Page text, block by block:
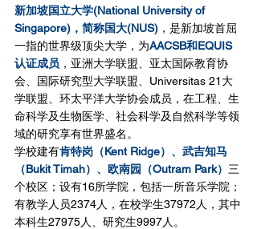
新加坡国立大学(National University of
Singapore)，简称国大(NUS) ，是新加坡首屈
一指的世界级顶尖大学，为AACSB和EQUIS
认证成员 ，亚洲大学联盟、亚太国际教育协
会、国际研究型大学联盟、Universitas 21大
学联盟、环太平洋大学协会成员，在工程、生
命科学及生物医学、社会科学及自然科学等领
域的研究享有世界盛名。
学校建有肯特岗（Kent Ridge）、武吉知马
（Bukit Timah）、欧南园（Outram Park） 三
个校区；设有16所学院，包括一所音乐学院；
有教学人员2374人，在校学生37972人，其中
本科生27975人、研究生9997人。